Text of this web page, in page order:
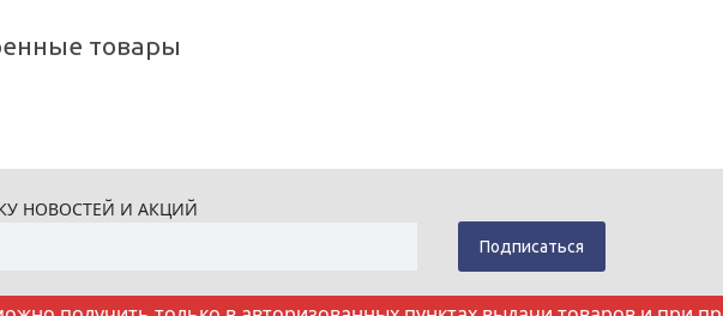
товары
НОВОСТЕЙ И АКЦИЙ